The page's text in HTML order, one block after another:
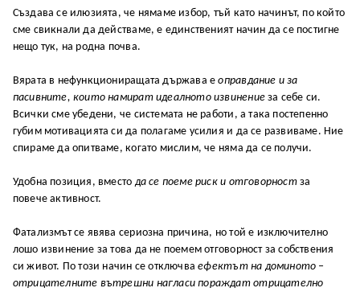
Създава се илюзията, че нямаме избор, тъй като начинът, по който
сме свикнали да действаме, е единственият начин да се постигне
нещо тук, на родна почва.
Вярата в нефункциониращата държава еоправдание и за
пасивните, които намират идеалното извинениеза себе си.
Всички сме убедени, че системата не работи, а така постепенно
губим мотивацията си да полагаме усилия и да се развиваме. Ние
спираме да опитваме, когато мислим, че няма да се получи.
Удобна позиция, вместо да се поеме риск и отговорностза
повече активност.
Фатализмът се явява сериозна причина, но той е изключително
лошо извинение за това да не поемем отговорност за собствения
си живот. По този начин се отключваефектът на доминото –
отрицателните вътрешни нагласи пораждат отрицателно